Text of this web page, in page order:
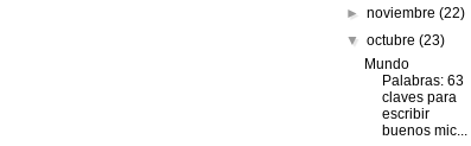
►noviembre(22)
▼octubre(23)
Mundo
Palabras: 63
claves para
escribir
buenos mic...